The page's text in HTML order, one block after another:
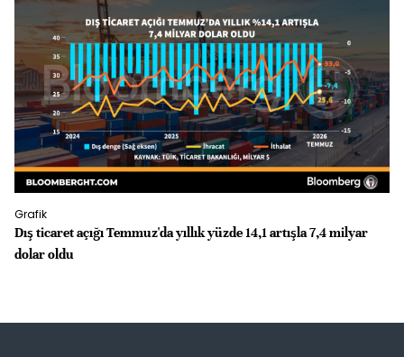
Grafik
Dış ticaret açığı Temmuz'da yıllık yüzde 14,1 artışla 7,4 milyar
dolar oldu